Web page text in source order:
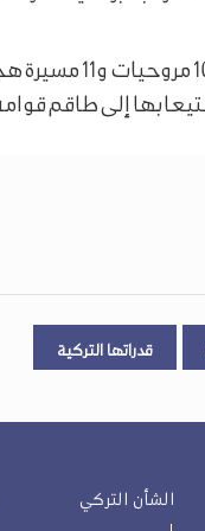
قدراتها التركية
الشأن التركي